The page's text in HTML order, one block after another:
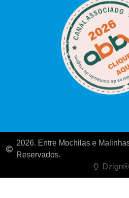
2026. Entre Mochilas e
Reservados.
Dzign®